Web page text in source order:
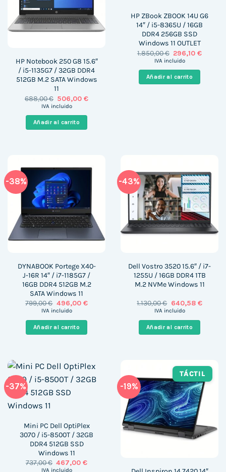
HP Notebook 250 G8 15.6″
/ i5-1135G7 / 32GB DDR4
512GB M.2 SATA Windows
11
688,00€ El
precio
era:
688,00 €.
506,00€El
IVA incluido
Añadir al carrito
HP ZBook ZBOOK 14U G6
14″ / i5-8365U / 16GB
DDR4 256GB SSD
Windows 11 OUTLET
1.850,00€ El
precio
era:
1.850,00 €.
296,10€El
IVA incluido
Añadir al carrito
-38%
DYNABOOK Portege X40-
J-16R 14″ / i7-1185G7 /
16GB DDR4 512GB M.2
SATA Windows 11
799,00€ El
precio
era:
799,00 €.
496,00 €El
es:
IVA incluido
Añadir al carrito
-43%
Dell Vostro 3520 15.6″ / i7-
1255U / 16GB DDR4 1TB
M.2 NVMe Windows 11
1.130,00€ El
precio
era:
1.130,00 €.
640,58 €El
IVA incluido
Añadir al carrito
-37%
Mini PC Dell OptiPlex
3070 / i5-8500T / 32GB
DDR4 512GB SSD
Windows 11
737,00€ El
precio
467,00€El
IVA incluido
-19%
TÁCTIL